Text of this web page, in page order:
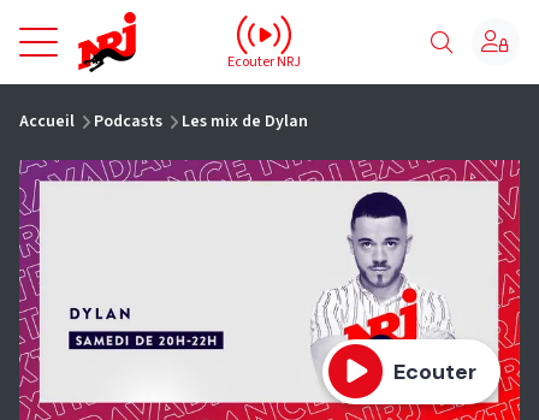
NRJ - Accueil
Ecouter NRJ
Accueil Podcasts Les mix de Dylan
Ecouter